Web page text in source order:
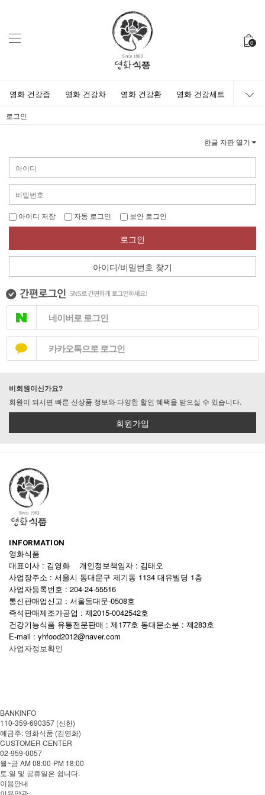
0
영화 건강즙 영화 건강차 영화 건강환 영화 건강세트
로그인
한글 자판 열기
아이디 저장 자동 로그인 보안 로그인
로그인
아이디/비밀번호 찾기
네이버로 로그인
카카오톡으로 로그인
비회원이신가요?
회원이 되시면 빠른 신상품 정보와 다양한 할인 혜택을 받으실 수 있습니다.
회원가입
INFORMATION
영화식품
대표이사 : 김영화 개인정보책임자 : 김태오
사업장주소 : 서울시 동대문구 제기동 1134 대유빌딩 1층
사업자등록번호 : 204-24-55516
통신판매업신고 : 서울동대문-0508호
즉석판매제조가공업 : 제2015-0042542호
건강기능식품 유통전문판매 : 제177호 동대문소분 : 제283호
E-mail : yhfood2012@naver.com
사업자정보확인
BANKINFO
110-359-690357 (신한)
예금주: 영화식품 (김영화)
CUSTOMER CENTER
02-959-0057
월~금 AM 08:00-PM 18:00
토.일 및 공휴일은 쉽니다.
이용안내